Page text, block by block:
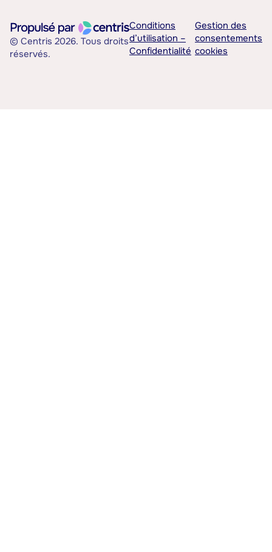
© Centris 2026. Tous droits
réservés.
Conditions
d’utilisation –
Confidentialité
Gestion des
consentements
cookies